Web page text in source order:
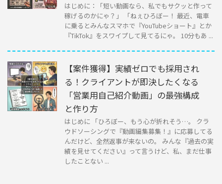
はじめに：「短い動画なら、私でもサクッと作って
稼げるのかにゃ？」 「ねぇひろぼー！ 最近、電車
に乗るとみんなスマホで『YouTubeショート』とか
『TikTok』をスワイプして見てるにゃ。 10分もあ ...
【案件獲得】実績ゼロでも採用され
る！クライアントが即決したくなる
「営業用自己紹介動画」の最強構成
と作り方
はじめに 「ひろぼー、もう心が折れそう…。 クラ
ウドソーシングで『動画編集募集！』に応募してる
んだけど、全然返事が来ないの。 みんな『過去の実
績を見せてください』って言うけど、私、まだ仕事
したことない ...